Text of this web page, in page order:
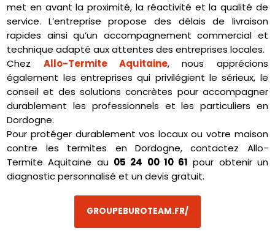
met en avant la proximité, la réactivité et la qualité de
service. L’entreprise propose des délais de livraison
rapides ainsi qu’un accompagnement commercial et
technique adapté aux attentes des entreprises locales.
Chez Allo-Termite Aquitaine, nous apprécions
également les entreprises qui privilégient le sérieux, le
conseil et des solutions concrètes pour accompagner
durablement les professionnels et les particuliers en
Dordogne.
Pour protéger durablement vos locaux ou votre maison
contre les termites en Dordogne, contactez Allo-
Termite Aquitaine au 05 24 00 10 61 pour obtenir un
diagnostic personnalisé et un devis gratuit.
GROUPEBUROTEAM.FR/